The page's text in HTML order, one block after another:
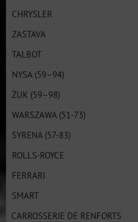
CHRYSLER
ZASTAVA
TALBOT
NYSA (59–94)
ŻUK (59–98)
WARSZAWA (51-73)
SYRENA (57-83)
ROLLS-ROYCE
FERRARI
SMART
CARROSSERIE DE RENFORTS